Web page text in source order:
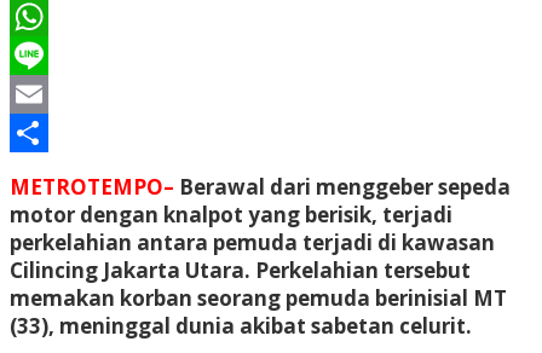
LinkedIn
WhatsApp
Line
Email
METROTEMPO– Berawal dari menggeber sepeda
motor dengan knalpot yang berisik, terjadi
perkelahian antara pemuda terjadi di kawasan
Cilincing Jakarta Utara. Perkelahian tersebut
memakan korban seorang pemuda berinisial MT
(33), meninggal dunia akibat sabetan celurit.